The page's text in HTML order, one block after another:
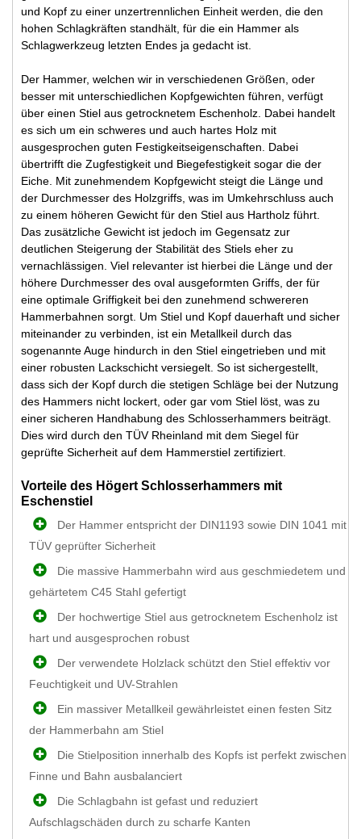
und Kopf zu einer unzertrennlichen Einheit werden, die den
hohen Schlagkräften standhält, für die ein Hammer als
Schlagwerkzeug letzten Endes ja gedacht ist.
Der Hammer, welchen wir in verschiedenen Größen, oder
besser mit unterschiedlichen Kopfgewichten führen, verfügt
über einen Stiel aus getrocknetem Eschenholz. Dabei handelt
es sich um ein schweres und auch hartes Holz mit
ausgesprochen guten Festigkeitseigenschaften. Dabei
übertrifft die Zugfestigkeit und Biegefestigkeit sogar die der
Eiche. Mit zunehmendem Kopfgewicht steigt die Länge und
der Durchmesser des Holzgriffs, was im Umkehrschluss auch
zu einem höheren Gewicht für den Stiel aus Hartholz führt.
Das zusätzliche Gewicht ist jedoch im Gegensatz zur
deutlichen Steigerung der Stabilität des Stiels eher zu
vernachlässigen. Viel relevanter ist hierbei die Länge und der
höhere Durchmesser des oval ausgeformten Griffs, der für
eine optimale Griffigkeit bei den zunehmend schwereren
Hammerbahnen sorgt. Um Stiel und Kopf dauerhaft und sicher
miteinander zu verbinden, ist ein Metallkeil durch das
sogenannte Auge hindurch in den Stiel eingetrieben und mit
einer robusten Lackschicht versiegelt. So ist sichergestellt,
dass sich der Kopf durch die stetigen Schläge bei der Nutzung
des Hammers nicht lockert, oder gar vom Stiel löst, was zu
einer sicheren Handhabung des Schlosserhammers beiträgt.
Dies wird durch den TÜV Rheinland mit dem Siegel für
geprüfte Sicherheit auf dem Hammerstiel zertifiziert.
Vorteile des Högert Schlosserhammers mit
Eschenstiel
Der Hammer entspricht der DIN1193 sowie DIN 1041 mit
TÜV geprüfter Sicherheit
Die massive Hammerbahn wird aus geschmiedetem und
gehärtetem C45 Stahl gefertigt
Der hochwertige Stiel aus getrocknetem Eschenholz ist
hart und ausgesprochen robust
Der verwendete Holzlack schützt den Stiel effektiv vor
Feuchtigkeit und UV-Strahlen
Ein massiver Metallkeil gewährleistet einen festen Sitz
der Hammerbahn am Stiel
Die Stielposition innerhalb des Kopfs ist perfekt zwischen
Finne und Bahn ausbalanciert
Die Schlagbahn ist gefast und reduziert
Aufschlagschäden durch zu scharfe Kanten